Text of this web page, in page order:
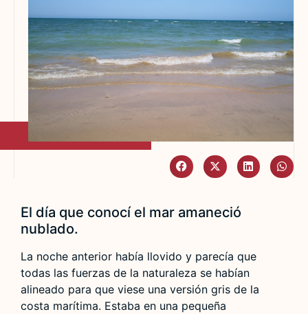
El día que conocí el mar amaneció
nublado.
La noche anterior había llovido y parecía que
todas las fuerzas de la naturaleza se habían
alineado para que viese una versión gris de la
costa marítima. Estaba en una pequeña